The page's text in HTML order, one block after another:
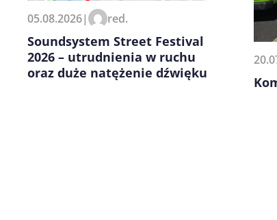
Zapamiętaj moje dane
kolejnych komentarzy.
05.08.2026| red.
Soundsystem Street Festival
2026 – utrudnienia w ruchu
oraz duże natężenie dźwięku